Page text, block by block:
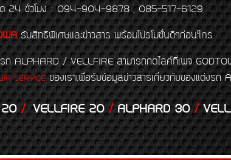
24 ชั่วโมง : 094-904-9878 , 085-517-6129
รับสิทธิพิเศษและข่าวสาร พร้อมโปรโมชั่นดีๆก่อนใคร
ถ ALPHARD / VELLFIRE สามารถกดไลค์ที่เพจ
SERVICEของเราเพื่อรับข้อมูลข่าวสารเกี่ยวกับของแต่งร
20/VELLFIRE 20/ALPHARD 30/